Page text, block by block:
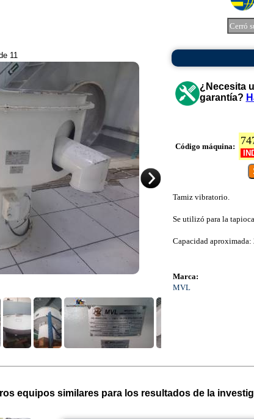
Cerró
11
¿Necesita
garantía?
Código máquina:
Tamiz vibratorio.
Se utilizó para la
Capacidad
Marca:
MVL
equipos similares para los resultados de la